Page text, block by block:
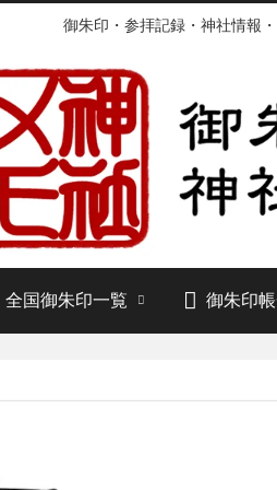
御朱印・参拝記録・神社情報
全国御朱印一覧 御朱印